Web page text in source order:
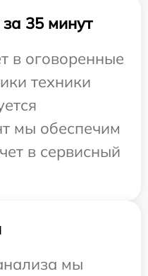
35 минут
в оговоренные
техники
мы обеспечим
в сервисный
мы